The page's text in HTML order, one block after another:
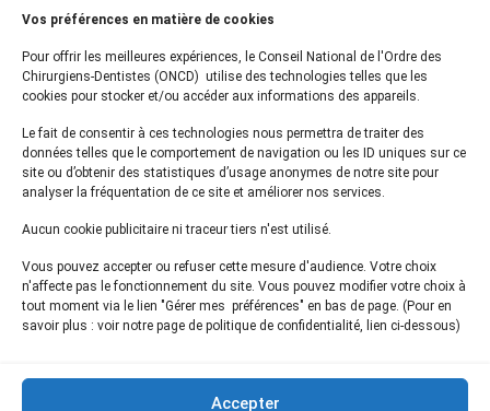
Vos préférences en matière de cookies
Pour offrir les meilleures expériences, le Conseil National de l'Ordre des
Chirurgiens-Dentistes (ONCD) utilise des technologies telles que les
cookies pour stocker et/ou accéder aux informations des appareils.
Le fait de consentir à ces technologies nous permettra de traiter des
données telles que le comportement de navigation ou les ID uniques sur ce
site ou d’obtenir des statistiques d’usage anonymes de notre site pour
analyser la fréquentation de ce site et améliorer nos services.
Aucun cookie publicitaire ni traceur tiers n'est utilisé.
Vous pouvez accepter ou refuser cette mesure d'audience. Votre choix
n'affecte pas le fonctionnement du site. Vous pouvez modifier votre choix à
tout moment via le lien "Gérer mes préférences" en bas de page. (Pour en
savoir plus : voir notre page de politique de confidentialité, lien ci-dessous)
Accepter
01 44 34 78 80
courrier@oncd.org
Actualités
Presse
Informations légales
Plan du site
Inscrivez-vous à notrenewsletter